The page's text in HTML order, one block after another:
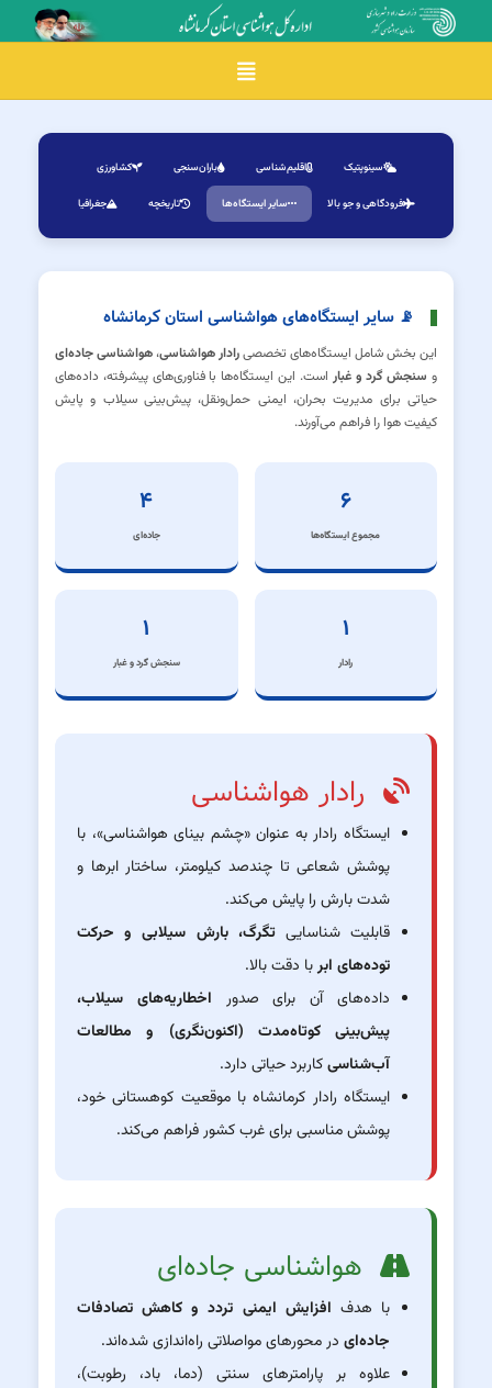
Toggle navigation
سینوپتیک اقلیم‌شناسی باران‌سنجی کشاورزی
فرودگاهی و جو بالا سایر ایستگاه‌ها تاریخچه جغرافیا
📡 سایر ایستگاه‌های هواشناسی استان کرمانشاه
این بخش شامل ایستگاه‌های تخصصیرادار هواشناسی، هواشناسی جاده‌ای
و سنجش گرد و غبار است. این ایستگاه‌ها با فناوری‌های پیشرفته، داده‌های
حیاتی برای مدیریت بحران، ایمنی حمل‌ونقل، پیش‌بینی سیلاب و پایش
کیفیت هوا را فراهم می‌آورند.
۶
مجموع ایستگاه‌ها
۴
جاده‌ای
۱
رادار
۱
سنجش گرد و غبار
رادار هواشناسی
ایستگاه رادار به عنوان «چشم بینای هواشناسی»، با
پوشش شعاعی تا چندصد کیلومتر، ساختار ابرها و
شدت بارش را پایش می‌کند.
قابلیت شناساییتگرگ، بارش سیلابی و حرکت
توده‌های ابربا دقت بالا.
داده‌های آن برای صدور اخطاریه‌های سیلاب،
پیش‌بینی کوتاه‌مدت (اکنون‌نگری) و مطالعات
آب‌شناسیکاربرد حیاتی دارد.
ایستگاه رادار کرمانشاه با موقعیت کوهستانی خود،
پوشش مناسبی برای غرب کشور فراهم می‌کند.
هواشناسی جاده‌ای
با هدف افزایش ایمنی تردد و کاهش تصادفات
جاده‌ای در محورهای مواصلاتی راه‌اندازی شده‌اند.
علاوه بر پارامترهای سنتی (دما، باد، رطوبت)،